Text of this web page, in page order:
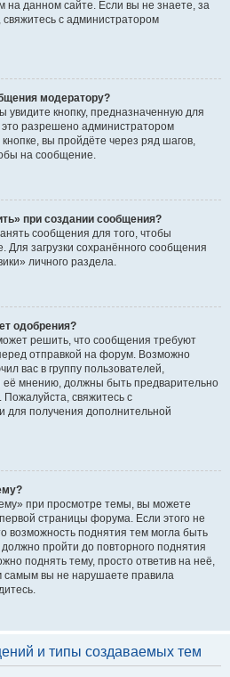
данном сайте. Если вы не знаете, за
с администратором
модератору?
кнопку, предназначенную для
разрешено администратором
вы пройдёте через ряд шагов,
на сообщение.
при создании сообщения?
сообщения для того, чтобы
Для загрузки сохранённого сообщения
личного раздела.
одобрения?
решить, что сообщения требуют
отправкой на форум. Возможно
вас в группу пользователей,
её мнению, должны быть предварительно
свяжитесь с
для получения дополнительной
при просмотре темы, вы можете
страницы форума. Если этого не
возможность поднятия тем могла быть
пройти до повторного поднятия
поднять тему, просто ответив на неё,
самым вы не нарушаете правила
и типы создаваемых тем